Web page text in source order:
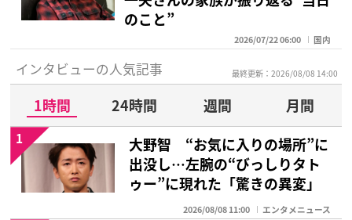
のこと”
2026/07/22 06:00 国内
インタビューの人気記事 最終更新：2026/08/08 14:00
1時間 24時間 週間
月間
大野智 “お気に入りの場所”に
出没し…左腕の“びっしりタト
ゥー”に現れた「驚きの異変」
2026/08/08 11:00 エンタメニュース
1